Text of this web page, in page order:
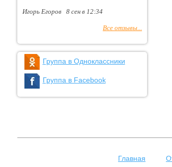
Игорь Егоров 8 сен в 12:34
Все отзывы...
Группа в Одноклассники
Группа в Facebook
Главная